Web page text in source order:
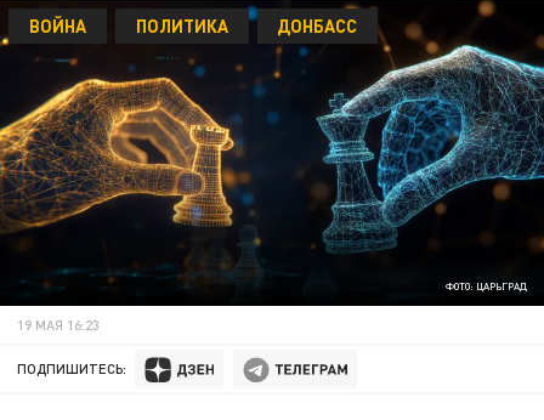
ФОТО: ЦАРЬГРАД
ВОЙНА ПОЛИТИКА ДОНБАСС
19 МАЯ 16:23
ПОДПИШИТЕСЬ: